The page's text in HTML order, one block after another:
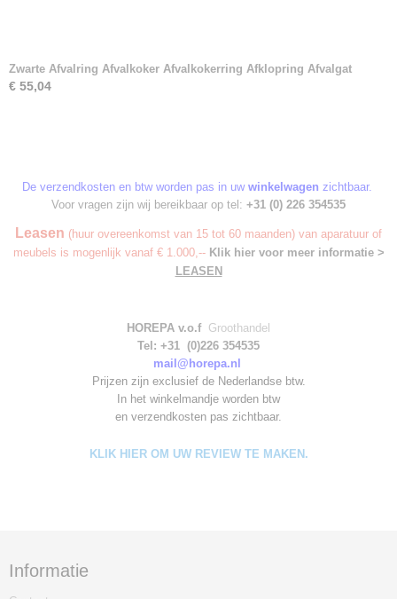
Zwarte Afvalring Afvalkoker Afvalkokerring Afklopring Afvalgat
€ 55,04
De verzendkosten en btw worden pas in uw winkelwagen zichtbaar.
Voor vragen zijn wij bereikbaar op tel: +31 (0) 226 354535
Leasen (huur overeenkomst van 15 tot 60 maanden) van aparatuur of
meubels is mogenlijk vanaf € 1.000,-- Klik hier voor meer informatie >
LEASEN
HOREPA v.o.f Groothandel
Tel: +31 (0)226 354535
mail@horepa.nl
Prijzen zijn exclusief de Nederlandse btw.
In het winkelmandje worden btw
en verzendkosten pas zichtbaar.
KLIK HIER OM UW REVIEW TE MAKEN.
Informatie